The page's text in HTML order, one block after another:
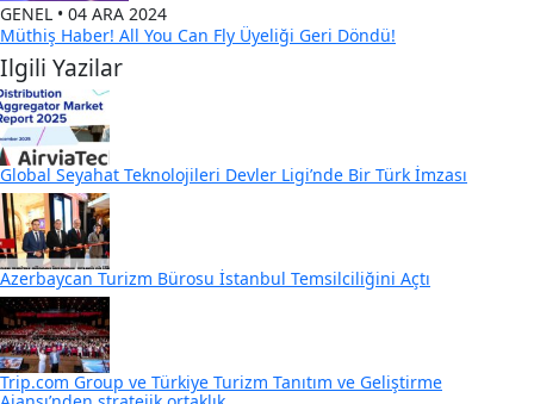
GENEL • 04 ARA 2024
Müthiş Haber! All You Can Fly Üyeliği Geri Döndü!
Ilgili Yazilar
Global Seyahat Teknolojileri Devler Ligi’nde Bir Türk İmzası
Azerbaycan Turizm Bürosu İstanbul Temsilciliğini Açtı
Trip.com Group ve Türkiye Turizm Tanıtım ve Geliştirme